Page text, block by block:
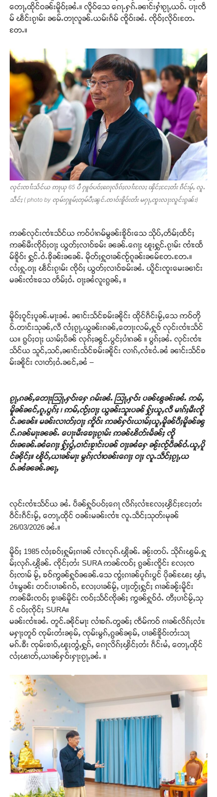
Support SHAN
တႃႇႁႂ်ႈသဵင်ၵၢင်ၸႂ်ၵူၼ်းမိူင်း ၵူႈတီႈၵူႈလႅၼ်ပေႃးတေၸွ
တ်ႇ တူဝ်ႈလုမ်ႈၾႃႉၼၼ်ႉ ၶဝ်ႈႁူမ်ႈၵမ်ႉထႅမ် ၸုမ်းၶၢ
ဝ်ႇၽူႈတွႆႇႁွၵ်ႈ လႆႈယူႇၶႃႈဢေႃႈ။
Donate Now
တေႃႇထိုင်ဝၼ်းမိူဝ်ႈၼႆႉ။ လိူဝ်သေ ၵေႃႉႁၵ်ႉၼၢင်းႁၢႆၵႂႃႇယဝ်ႉ ပႃးၸဵ
မ် ၽဵင်းၵႂၢမ်း ၼမ်ႉတႃလူၼ်ႉယမ်းၵႅမ် ၸိူဝ်းၼႆႉ ၸိုဝ်ႈလိုဝ်းတႄႉ
တႄႉ။
လုင်းၸၢႆးသႅင်ယ ဢႃယု 65 ပီ ႁူဝ်ပဝ်ႈၵေႃလိၵ်ႈလၢႆးလႄႈ ၾိင်ႈငႄႈတႆး ၵဵင်းမႂ်ႇ လူႉ
သဵင်ႈ ( photo by ၸုမ်းႁူမ်ႈတုမ်ပီႈၼွင်ႉၸၢဝ်းၶိူဝ်းတႆး မႁႃႇၸူးလႃးလူင်းၵွၼ်း)
ဢၼ်လုင်းၸၢႆးသႅင်ယ ဢဝ်ပၢႆၵမ်မွၼ်းၶိူဝ်းသေ သိုပ်ႇတႅမ်ႈထႅင်ႈ
ဢၼ်မီးၸိုဝ်ႈဝႃႈ ယွတ်ႈလၢဝ်ၶမ်း ၼၼ်ႉၵေႃႈ ၽူႈႁွင်ႉၵႂၢမ်း ၸၢႆးထႅ
မ်ၶိူဝ်း ႁွင်ႉဝႆႉၶိုၼ်းၼၼ်ႉ မိုတ်ႈႁူဝၢၼ်ၸႂ်ၵူၼ်းၼမ်တႄႉတႄႉ။
လႆႈႁူႉဝႃႈ ၽဵင်းၵႂၢမ်း ၸိုဝ်ႈ ယွတ်ႈလၢဝ်ၶမ်းၼႆႉ ယိူင်းၸူးမေးၼၢင်း
မၼ်းၸၢႆးသေ တႅမ်ႈဝႆႉ ဝႃႈၼႆလူးၵွၼ်ႇ ။
မိူဝ်ႈဝူင်ႈပူၼ်ႉမႃးၼႆႉ ၼၢင်းသႅင်ၶမ်းၼိူင်း ထိုင်ၵဵင်းမႂ်ႇသေ ဢဝ်တို
ဝ်ႉတၢင်းသုၼ်ႇလီ လႆႈၵႂႃႇယွၼ်းၵၼ်ႇတေႃးလမ်ႇႁူဝ် လုင်းၸၢႆးသႅင်
ယ။ ၵွပ်ႈဝႃႈ ယၢမ်ႈပဵၼ် လုၵ်ႈၼွင်ႉပွင်ႈပၢႆၵၼ် ။ ပွၵ်ႈၼႆႉ လုင်းၸၢႆး
သႅင်ယ သူင်ႇသင်ႇၼၢင်းသႅင်ၶမ်းၼိူင်း လၢၵ်ႇလၢႆးဝႆႉၼႆ ၼၢင်းသႅင်ၶ
မ်းၼိူင်း လၢတ်ႈဝႆႉၼင်ႇၼႆ –
ၵႂႃႇၵၼ်ႇတေႃးသြႃႇႁဝ်းႁေ ၵမ်းၼႆႉ သြႃႇႁဝ်း ပၼ်ၽွၼ်းၼႆႉ ဢမ်ႇ
မိူၼ်ၼင်ႇၵူႇပွၵ်ႈ ၊ ဢမ်ႇၸႂ်ႈဝႃႈ ယွၼ်းသူးပၼ် ႁႂ်ႈယူႇလီ မၢၵ်ႈမီးၸိူ
င်ႉၼၼ်။ မၼ်းလၢတ်ႈဝႃႈ ဢိူဝ်း ဢၼ်ႁဝ်းယၢမ်ႈယူႇမိူၼ်ပီႈမိူၼ်ၼွ
င်ႉၵၼ်မႃးၼၼ်ႉ ပေႃးမီးၶေႃႈၵႂၢမ်း ဢၼ်ၽိတ်းမႅၼ်ႈ ၸိူ
ဝ်းၼၼ်ႉၼႆၵေႃႈ ႁႂ်ႈပွႆႇဝၢင်းၶႂၢင်းပၼ် ဝႃႈၼႆႁေ ၼႂ်းၸႂ်ပဵၼ်ဝႆႉယူႇပိူ
င်ၼိုင်ႈ။ ၽိူဝ်ႇယၢၼ်မႃး မွၵ်ႈလၢႆဝၼ်းၵေႃႈ ဝႃႈ လူႉသဵင်ႈၵႂႃႇယ
ဝ်ႉၼႆၼၼ်ႉၼႃႇ
လုင်းၸၢႆးသႅင်ယ ၼႆႉ ပဵၼ်ႁူဝ်ပဝ်ႈၵေႃ လိၵ်ႈလၢႆးလႄႈၾိင်ႈငႄႈတႆး
ဝဵင်းၵဵင်းမႂ်ႇ တေႃႇထိုင် ဝၼ်းမၼ်းၸၢႆး လူႉသဵင်ႈသုတ်းမုၼ်
26/03/2026 ၼႆႉ။
မိူဝ်ႈ 1985 လႆႈၶဝ်ႈႁူမ်ႈၵၢၼ် လၢႆးလုၵ်ႉၾိုၼ်ႉ ၼႂ်းတပ်ႉ သိုၵ်းၽွမ်ႉႁူ
မ်ႈလုၵ်ႉၾိုၼ်ႉ ၸိုင်ႈတႆး SURA ဢၼ်ၸဝ်ႈ ၵွၼ်းၸိူင်း လႄႈၸ
ဝ်ႈၸၢမ် မႂ်ႇ ၶဝ်ဢွၼ်ႁူဝ်ၼၼ်ႉသေ ၸွႆႈၵၢၼ်ပူၵ်းပွင် ပိုၼ်ၽႄႈ ၾၢႆႇ
ပၢႆးမွၼ်း တင်းပၢၼ်ၵဝ်ႇ လႄႈပၢၼ်မႂ်ႇ ပႃႈတႂ်ႈႁွင်ႈ ၵၢၼ်ၼႂ်းမိူင်း
ဢၼ်မီးၸဝ်ႈ ၶႂၢၼ်မိူင်း ၸဝ်ႈသႅင်ၸိုၼ်ႈ ဢွၼ်ႁူဝ်ဝႆႉ တီႈပၢင်မႂ်ႇသု
င် ငဝ်ႈၸိုင်ႈ SURA။
မၼ်းၸၢႆးၼႆႉ တူင်ႉၼိုင်မႃး လၢႆၶၵ်ႉတွၼ်ႈ ၸဵမ်ဢဝ် ၵၢၼ်လိၵ်ႈလၢႆး
မႁႃႈတူဝ် ၸုမ်းတႆးၼုမ်ႇ ၸုမ်းမွၵ်ႇၵွၼ်ၼုမ်ႇ ပၢၼ်ၶိူဝ်းတႆးသႃ
မၵ်ႉၶီး ၸုမ်းၶၢဝ်ႇၽူႈတွႆႇႁွၵ်ႇ ၵေႃလိၵ်ႈၾိင်ႈတႆး ၵဵင်းမႆႇ တေႃႇထိုင်
လႆႈၽၢတ်ႇယၢၼ်ႁဝ်းႁႃးၵႂႃႇၼႆႉ ။